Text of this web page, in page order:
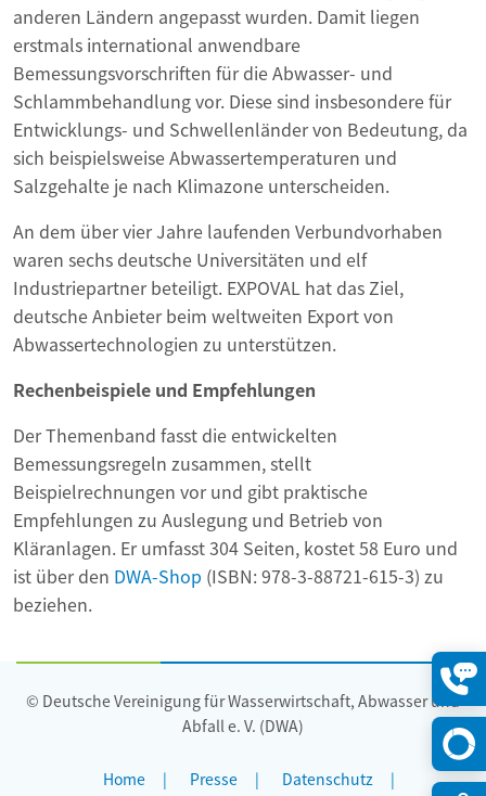
anderen Ländern angepasst wurden. Damit liegen
erstmals international anwendbare
Bemessungsvorschriften für die Abwasser- und
Schlammbehandlung vor. Diese sind insbesondere für
Entwicklungs- und Schwellenländer von Bedeutung, da
sich beispielsweise Abwassertemperaturen und
Salzgehalte je nach Klimazone unterscheiden.
An dem über vier Jahre laufenden Verbundvorhaben
waren sechs deutsche Universitäten und elf
Industriepartner beteiligt. EXPOVAL hat das Ziel,
deutsche Anbieter beim weltweiten Export von
Abwassertechnologien zu unterstützen.
Rechenbeispiele und Empfehlungen
Der Themenband fasst die entwickelten
Bemessungsregeln zusammen, stellt
Beispielrechnungen vor und gibt praktische
Empfehlungen zu Auslegung und Betrieb von
Kläranlagen. Er umfasst 304 Seiten, kostet 58 Euro und
ist über den DWA-Shop (ISBN: 978-3-88721-615-3) zu
beziehen.
© Deutsche Vereinigung für Wasserwirtschaft, Abwasser und
Abfall e. V. (DWA)
Home Presse Datenschutz